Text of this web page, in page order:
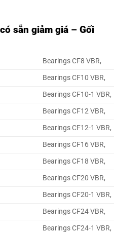
sẵn giảm giá – Gối
Bearings CF8 VBR,
Bearings CF10 VBR,
Bearings CF10-1 VBR,
Bearings CF12 VBR,
Bearings CF12-1 VBR,
Bearings CF16 VBR,
Bearings CF18 VBR,
Bearings CF20 VBR,
Bearings CF20-1 VBR,
Bearings CF24 VBR,
Bearings CF24-1 VBR,